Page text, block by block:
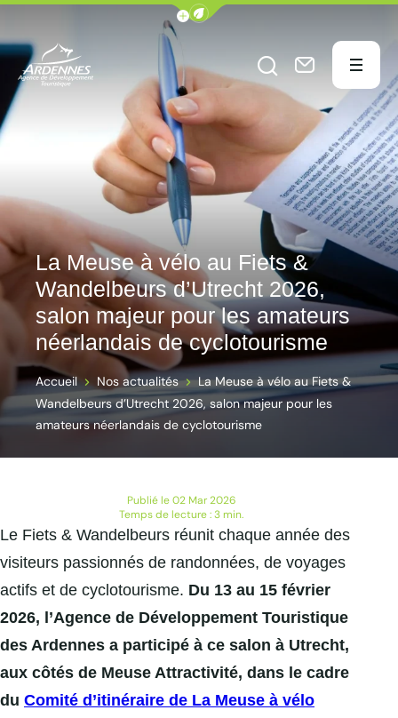
Afficher la barre de navigation du
ADT des Ardennes Pro
Ouvrir le
Nous Menu
La Meuse à vélo au Fiets &
Wandelbeurs d’Utrecht 2026,
salon majeur pour les amateurs
néerlandais de cyclotourisme
Accueil Nos actualités
La Meuse à vélo au Fiets &
Wandelbeurs d’Utrecht 2026, salon majeur pour les
amateurs néerlandais de cyclotourisme
Publié le 02 Mar 2026
Temps de lecture : 3 min.
Le Fiets & Wandelbeurs réunit chaque année des
visiteurs passionnés de randonnées, de voyages
actifs et de cyclotourisme. Du 13 au 15 février
2026, l’Agence de Développement Touristique
des Ardennes a participé à ce salon à Utrecht,
aux côtés de Meuse Attractivité, dans le cadre
du Comité d’itinéraire de La Meuse à vélo